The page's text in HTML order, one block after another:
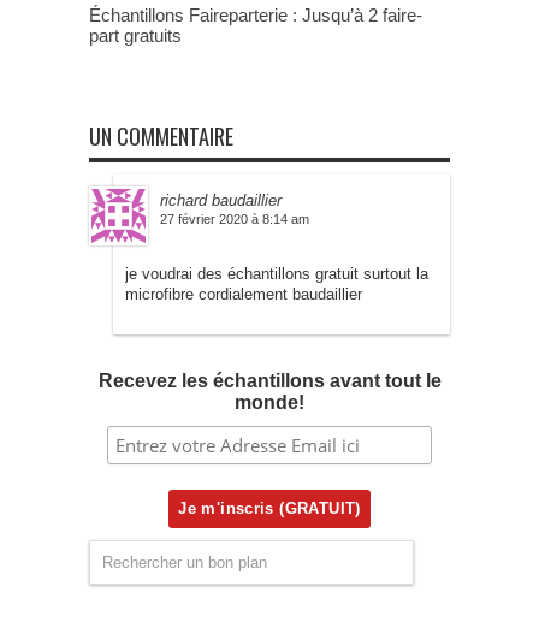
Échantillons Faireparterie : Jusqu’à 2 faire-
part gratuits
UN COMMENTAIRE
richard baudaillier
27 février 2020 à 8:14 am
je voudrai des échantillons gratuit surtout la
microfibre cordialement baudaillier
Recevez les échantillons avant tout le
monde!